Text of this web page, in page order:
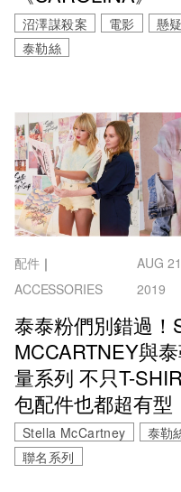
沼澤謀殺案 電影
懸
泰勒絲
配件｜
ACCESSORIES
AUG
2019
泰泰粉們別錯過！
MCCARTNEY與
量系列 不只T-
包配件也都超有型
Stella McCartney
泰勒
聯名系列